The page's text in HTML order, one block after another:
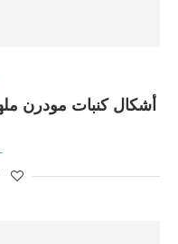
أشكال كنبات مودرن